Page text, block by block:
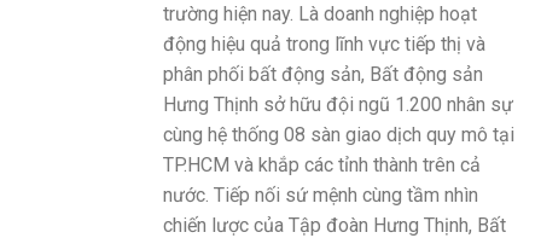
trường hiện nay. Là doanh nghiệp hoạt
động hiệu quả trong lĩnh vực tiếp thị và
phân phối bất động sản, Bất động sản
Hưng Thịnh sở hữu đội ngũ 1.200 nhân sự
cùng hệ thống 08 sàn giao dịch quy mô tại
TP.HCM và khắp các tỉnh thành trên cả
nước. Tiếp nối sứ mệnh cùng tầm nhìn
chiến lược của Tập đoàn Hưng Thịnh, Bất